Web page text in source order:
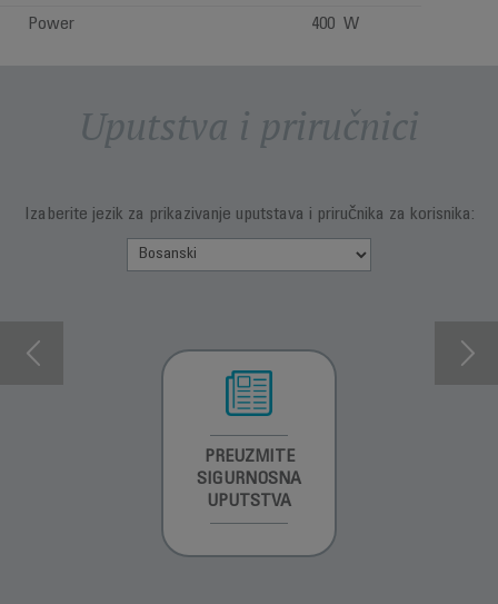
Power
400 W
Uputstva i priručnici
Izaberite jezik za prikazivanje uputstava i priručnika za korisnika:
PREUZMITE
SIGURNOSNA
UPUTSTVA